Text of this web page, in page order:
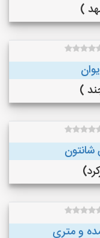
شانتون
و متری